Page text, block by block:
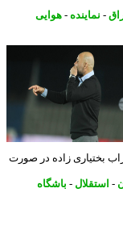
نماینده-هوایی
زاده در صورت
-باشگاه